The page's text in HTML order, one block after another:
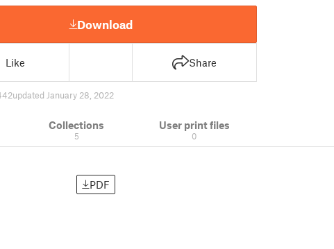
Download
Like Share
updated January 28, 2022
Collections
5
User print files
0
PDF